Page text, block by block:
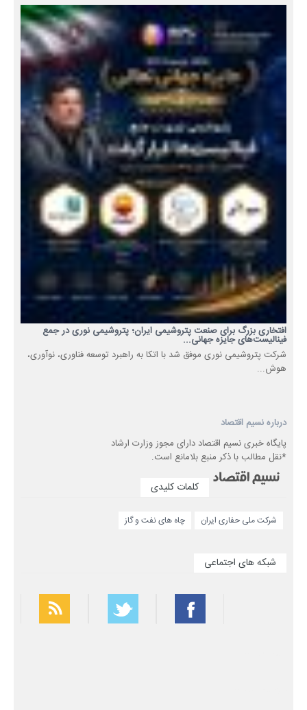
افتخاری بزرگ برای صنعت پتروشیمی ایران؛ پتروشیمی نوری در جمع
فینالیست‌های جایزه جهانی...
شرکت پتروشیمی نوری موفق شد با اتکا به راهبرد توسعه فناوری، نوآوری،
هوش...
درباره نسیم اقتصاد
پایگاه خبری نسیم اقتصاد دارای مجوز وزارت ارشاد
*نقل مطالب با ذکر منبع بلامانع است.
کلمات کلیدی
شرکت ملی حفاری ایران چاه های نفت و گاز
شبکه های اجتماعی